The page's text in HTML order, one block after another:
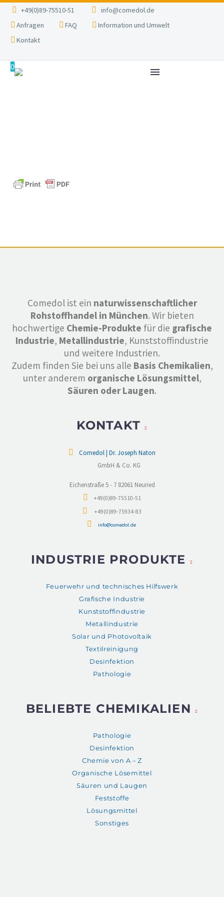
+49(0)89-75510-51
info@comedol.de
Anfragen
FAQ
Information und Umwelt
Kontakt
0
Comedol ist ein naturwissenschaftlicher
Rohstoffhandel in München. Wir bieten
hochwertige Chemie-Produkte für die grafische
Industrie, Metallindustrie, Kunststoffindustrie
und weitere Industrien.
Zudem finden Sie bei uns alle Basis Chemikalien,
unter anderem organische Lösungsmittel,
Säuren oder Laugen.
KONTAKT
Comedol | Dr. Joseph Naton
GmbH & Co. KG
Eichenstraße 5 - 7 82061 Neuried
+49(0)89-75510-51
+49(0)89-75934-83
info@comedol.de
INDUSTRIE PRODUKTE
Feuerwehr und technisches Hilfswerk
Grafische Industrie
Kunststoffindustrie
Metallindustrie
Solar und Photovoltaik
Textilreinigung
Desinfektion
Pathologie
BELIEBTE CHEMIKALIEN
Pathologie
Desinfektion
Chemie von A – Z
Organische Lösemittel
Säuren und Laugen
Feststoffe
Lösungsmittel
Sonstiges